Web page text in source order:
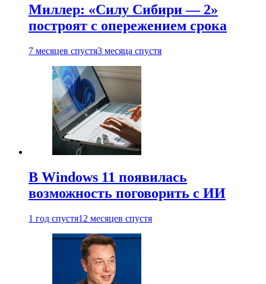
Миллер: «Силу Сибири — 2»
построят с опережением срока
7 месяцев спустя3 месяца спустя
В Windows 11 появилась
возможность поговорить с ИИ
1 год спустя12 месяцев спустя